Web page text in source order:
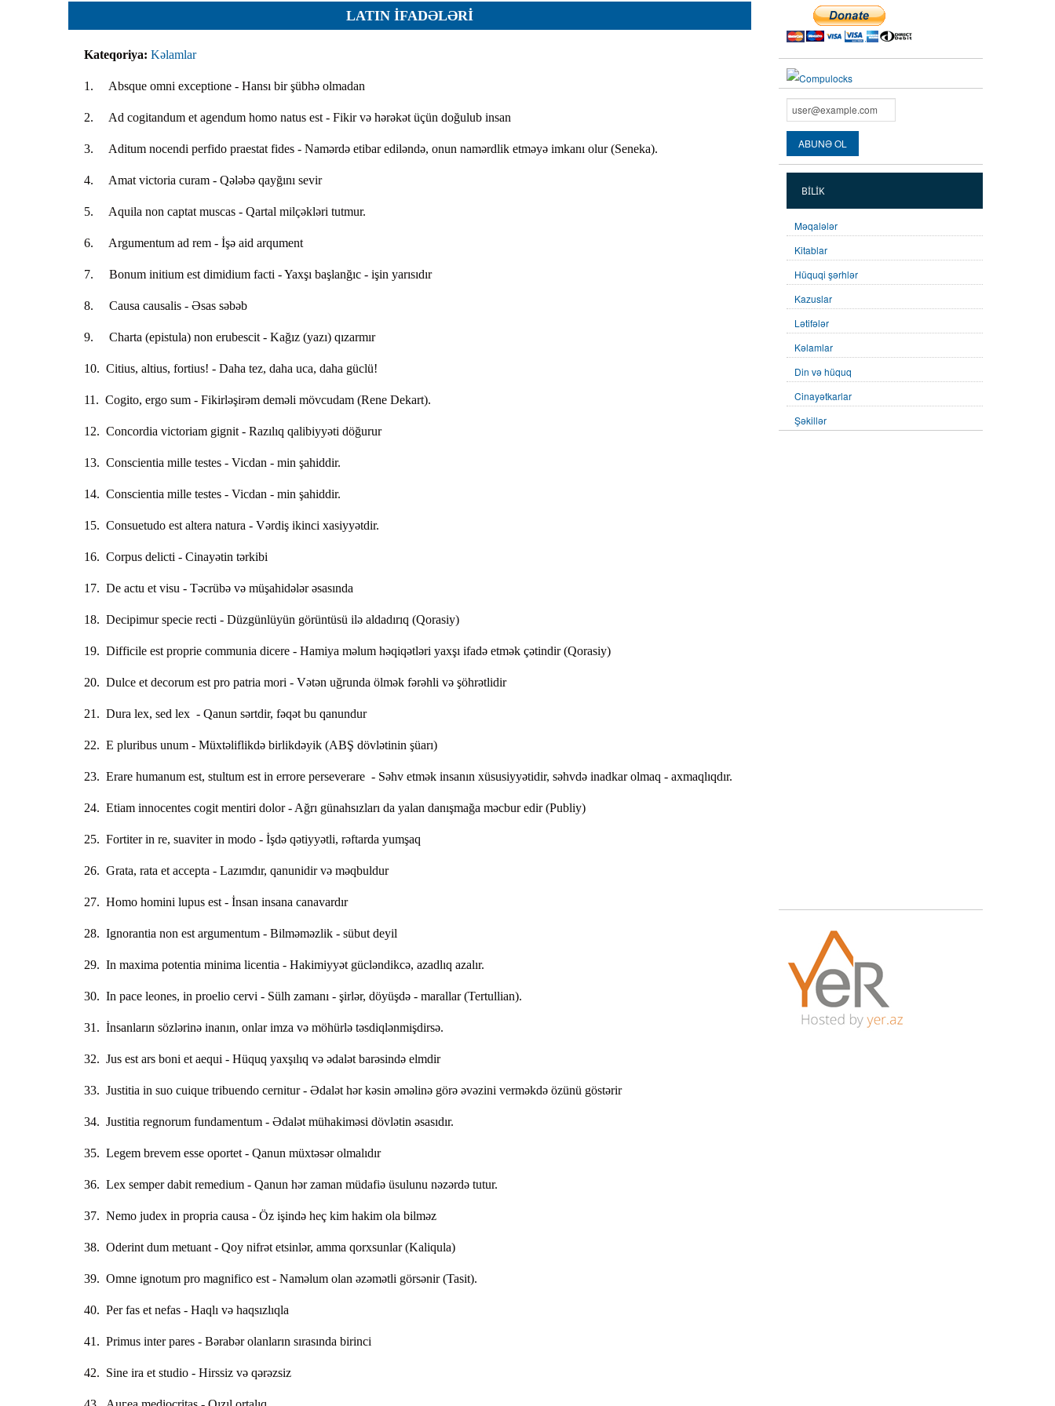
Qərarlar
Raportlar
Təqdimatlar
LATIN IFADƏLƏRI
Kateqoriya: Kəlamlar
1. Absque omni exceptione - Hansı bir şübhə olmadan
2. Ad cogitandum et agendum homo natus est - Fikir və hərəkət üçün doğulub insan
3. Aditum nocendi perfido praestat fides - Namərdə etibar ediləndə, onun namərdlik etməyə imkanı olur (Seneka).
4. Amat victoria curam - Qələbə qayğını sevir
5. Aquila non captat muscas - Qartal milçəkləri tutmur.
6. Argumentum ad rem - İşə aid arqument
7. Bonum initium est dimidium facti - Yaxşı başlanğıc - işin yarısıdır
8. Causa causalis - Əsas səbəb
9. Charta (epistula) non erubescit - Kağız (yazı) qızarmır
10. Citius, altius, fortius! - Daha tez, daha uca, daha güclü!
11. Cogito, ergo sum - Fikirləşirəm deməli mövcudam (Rene Dekart).
12. Concordia victoriam gignit - Razılıq qalibiyyəti döğurur
13. Conscientia mille testes - Vicdan - min şahiddir.
14. Conscientia mille testes - Vicdan - min şahiddir.
15. Consuetudo est altera natura - Vərdiş ikinci xasiyyətdir.
16. Corpus delicti - Cinayətin tərkibi
17. De actu et visu - Təcrübə və müşahidələr əsasında
18. Decipimur specie recti - Düzgünlüyün görüntüsü ilə aldadırıq (Qorasiy)
19. Difficile est proprie communia dicere - Hamiya məlum həqiqətləri yaxşı ifadə etmək çətindir (Qorasiy)
20. Dulce et decorum est pro patria mori - Vətən uğrunda ölmək fərəhli və şöhrətlidir
21. Dura lex, sed lex - Qanun sərtdir, fəqət bu qanundur
22. E pluribus unum - Müxtəliflikdə birlikdəyik (ABŞ dövlətinin şüarı)
23. Erare humanum est, stultum est in errore perseverare - Səhv etmək insanın xüsusiyyətidir, səhvdə inadkar olmaq - axmaqlıqdır.
24. Etiam innocentes cogit mentiri dolor - Ağrı günahsızları da yalan danışmağa məcbur edir (Publiy)
25. Fortiter in re, suaviter in modo - İşdə qətiyyətli, rəftarda yumşaq
26. Grata, rata et accepta - Lazımdır, qanunidir və məqbuldur
27. Homo homini lupus est - İnsan insana canavardır
28. Ignorantia nоn est argumentum - Bilməməzlik - sübut deyil
29. In maxima potentia minima licentia - Hakimiyyət gücləndikcə, azadlıq azalır.
30. In pace leones, in proelio cervi - Sülh zamanı - şirlər, döyüşdə - marallar (Tertullian).
31. İnsanların sözlərinə inanın, onlar imza və möhürlə təsdiqlənmişdirsə.
32. Jus est ars boni et aequi - Hüquq yaxşılıq və ədalət barəsində elmdir
33. Justitia in suo cuique tribuendo cernitur - Ədalət hər kəsin əməlinə görə əvəzini verməkdə özünü göstərir
34. Justitia regnorum fundamentum - Ədalət mühakiməsi dövlətin əsasıdır.
35. Legem brеvem esse oportet - Qanun müxtəsər olmalıdır
36. Lex semper dabit remedium - Qanun hər zaman müdafiə üsulunu nəzərdə tutur.
37. Nemo judex in propria causa - Öz işində heç kim hakim ola bilməz
38. Oderint dum metuant - Qoy nifrət etsinlər, amma qorxsunlar (Kaliqula)
39. Omne ignotum pro magnifico est - Naməlum olan əzəmətli görsənir (Tasit).
40. Per fas et nefas - Haqlı və haqsızlıqla
41. Primus inter pares - Bərabər olanların sırasında birinci
42. Sine ira et studio - Hirssiz və qərəzsiz
BILIK
Məqalələr
Kitablar
Hüquqi şərhlər
Kazuslar
Lətifələr
Kəlamlar
Din və hüquq
Cinayətkarlar
Şəkillər